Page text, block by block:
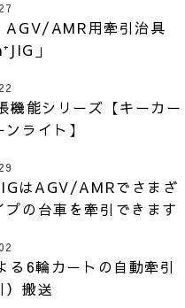
AGV/AMR用牽引治具
」
機能シリーズ【キーカー
ンライト】
はAGV/AMRでさまざ
プの台車を牽引できます
る6輪カートの自動牽引
）搬送